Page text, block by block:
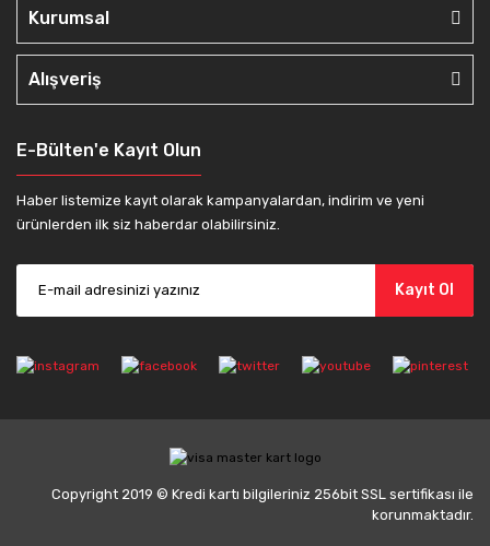
Kurumsal
Alışveriş
E-Bülten'e Kayıt Olun
Haber listemize kayıt olarak kampanyalardan, indirim ve yeni
ürünlerden ilk siz haberdar olabilirsiniz.
Kayıt Ol
Copyright 2019 © Kredi kartı bilgileriniz 256bit SSL sertifikası ile
korunmaktadır.